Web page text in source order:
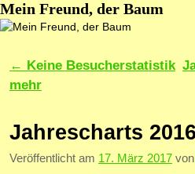
Mein Freund, der Baum
Artikelnavigation
← Keine Besucherstatistik
mehr
Jahrescharts 2016
Veröffentlicht am 17. März 2017 von